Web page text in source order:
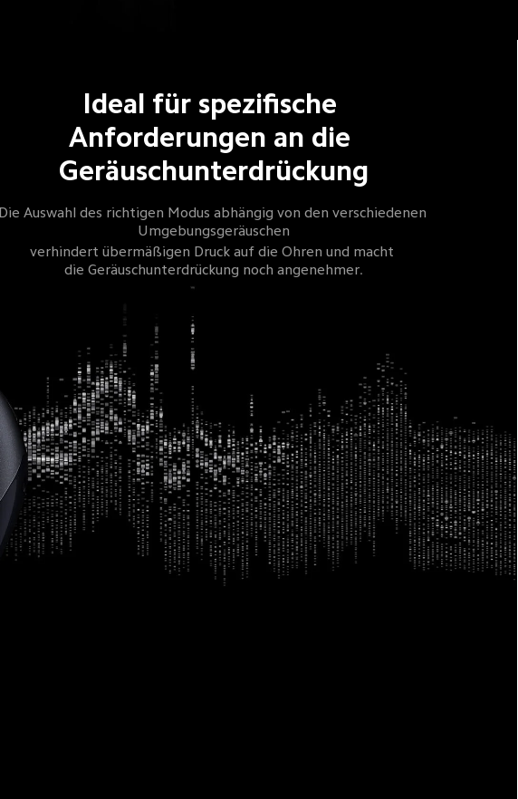
Ideal für spezifische
Anforderungen an die
Geräuschunterdrückung
Die Auswahl des richtigen Modus abhängig von den verschiedenen
Umgebungsgeräuschen
verhindert übermäßigen Druck auf die Ohren und macht
die Geräuschunterdrückung noch angenehmer.